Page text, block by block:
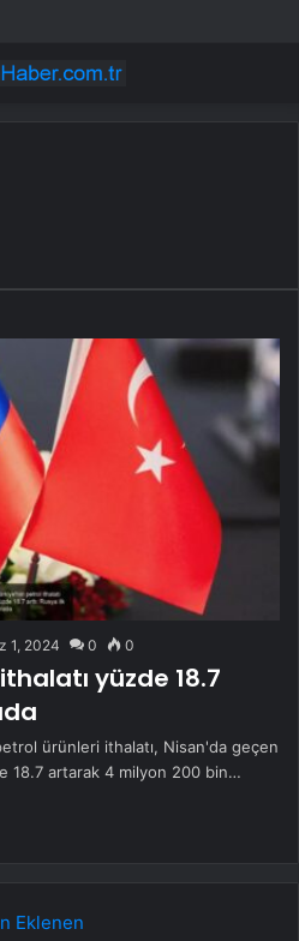
1, 2024 0 0
yüzde 18.7
ürünleri ithalatı, Nisan'da geçen
18.7 artarak 4 milyon 200 bin…
Eklenen